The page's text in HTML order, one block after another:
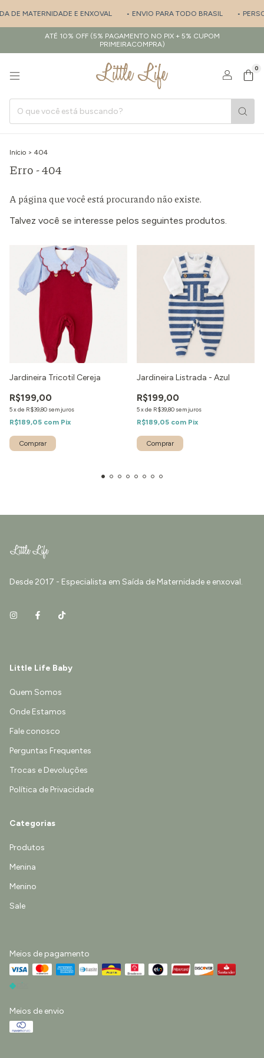
DE MATERNIDADE E ENXOVAL • ENVIO PARA TODO BRASIL •
ATÉ 10% OFF (5% PAGAMENTO NO PIX + 5% CUPOM
PRIMEIRACOMPRA)
0
Início > 404
Erro - 404
A página que você está procurando não existe.
Talvez você se interesse pelos seguintes produtos.
Jardineira Tricotil Cereja
R$199,00
5xde R$39,80 sem juros
R$189,05 com Pix
Comprar
Jardineira Listrada - Azul
R$199,00
5xde R$39,80 sem juros
R$189,05 com Pix
Comprar
Desde 2017 - Especialista em Saída de Maternidade e enxoval.
Little Life Baby
Quem Somos
Onde Estamos
Fale conosco
Perguntas Frequentes
Trocas e Devoluções
Política de Privacidade
Categorias
Produtos
Menina
Menino
Sale
Meios de pagamento
Meios de envio